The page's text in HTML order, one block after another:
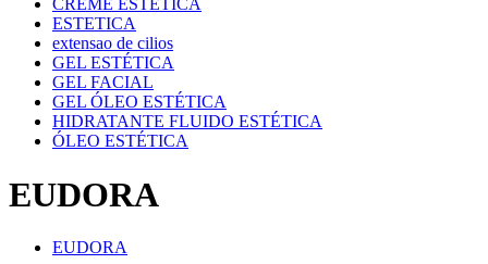
CREME ESTÉTICA
ESTETICA
extensao de cilios
GEL ESTÉTICA
GEL FACIAL
GEL ÓLEO ESTÉTICA
HIDRATANTE FLUIDO ESTÉTICA
ÓLEO ESTÉTICA
EUDORA
EUDORA